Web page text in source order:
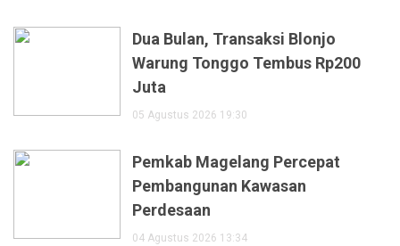
Dua Bulan, Transaksi Blonjo
Warung Tonggo Tembus Rp200
Juta
05 Agustus 2026 19:30
Pemkab Magelang Percepat
Pembangunan Kawasan
Perdesaan
04 Agustus 2026 13:34